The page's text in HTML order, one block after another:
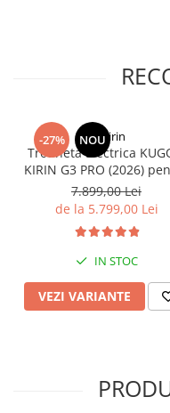
-27% NOU
KuKirin
Trotineta Electrica
KIRIN G3 PRO (2026)
Teren Accidentat (Off-
Electric Scooter) - Motor
Dual 2x1200W,
de 80km, Viteză Până la
65km/h, Baterie 52V
7.899,00 Lei
de la 5.799,00 Lei
IN STOC
VEZI VARIANTE